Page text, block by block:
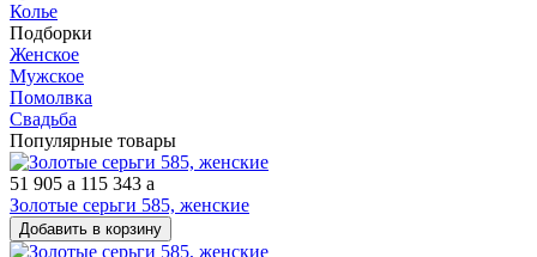
Колье
Подборки
Женское
Мужское
Помолвка
Свадьба
Популярные товары
51 905 a 115 343 a
Золотые серьги 585, женские
Добавить в корзину